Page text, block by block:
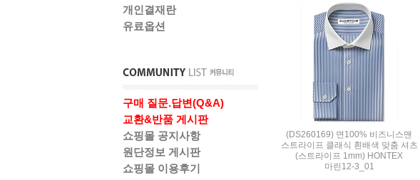
개인결재란
유료옵션
구매 질문.답변(Q&A)
교환&반품 게시판
쇼핑몰 공지사항
원단정보 게시판
쇼핑몰 이용후기
(DS260169) 면100% 비즈니스맨
스트라이프 클래식 흰배색 맞춤 셔츠
(스트라이프 1mm) HONTEX
마린12-3_01